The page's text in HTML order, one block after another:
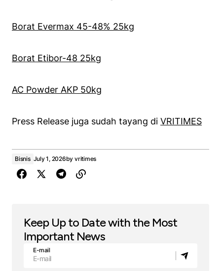
Borat Evermax 45-48% 25kg
Borat Etibor-48 25kg
AC Powder AKP 50kg
Press Release juga sudah tayang di VRITIMES
Bisnis July 1, 2026by vritimes
Keep Up to Date with the Most
Important News
E-mail